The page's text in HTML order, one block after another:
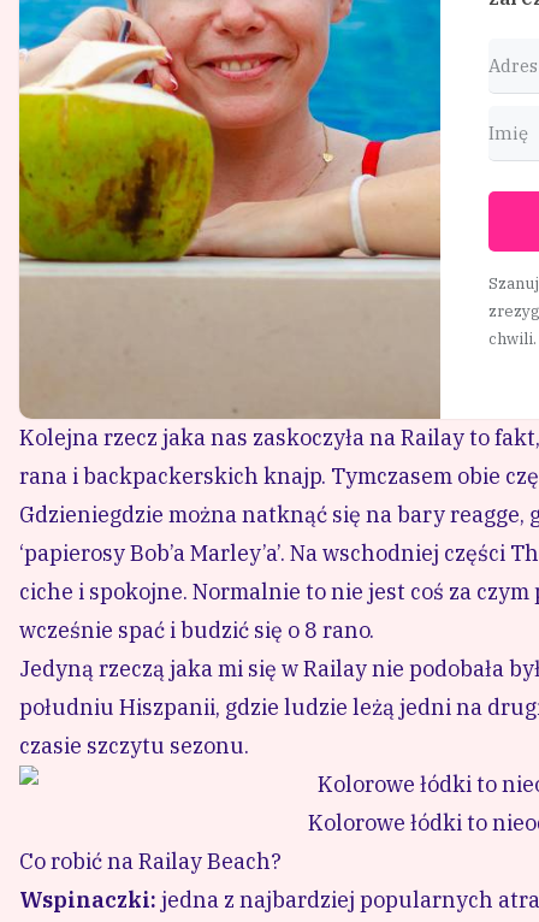
chwili.
Kolejna rzecz jaka nas zaskoczyła na Railay to
rana i backpackerskich knajp. Tymczasem obie
Gdzieniegdzie można natknąć się na bary
‘papierosy Bob’a Marley’a’. Na wschodniej
ciche i spokojne. Normalnie to nie jest coś za
wcześnie spać i budzić się o 8 rano.
Jedyną rzeczą jaka mi się w Railay nie podobała
południu Hiszpanii, gdzie ludzie leżą jedni na
czasie szczytu sezonu.
Kolorowe łódki to
Co robić na Railay Beach?
Wspinaczki: jedna z najbardziej popularnych